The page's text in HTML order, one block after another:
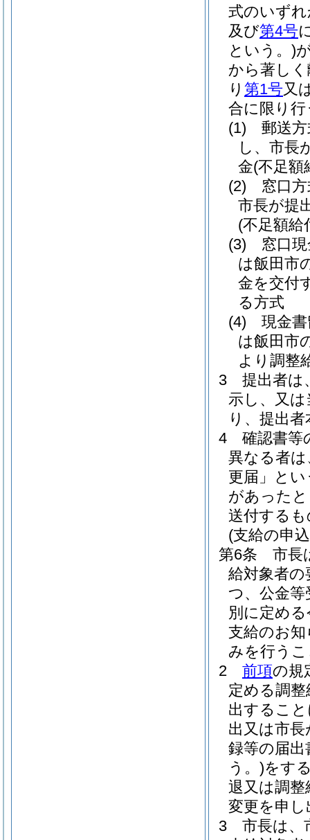
式のいず
及び第4号
という。)
から著し
り 第1号又
合に限り
(1)
郵送
し、市長
金(不足額
(2)
窓口
市長が提
(不足額給
(3)
窓口
は飯田市
金を交付
る方式
(4)
現金
は飯田市
より調整
3
提出者は
示し、又
り、提出
4
確認書等
異なる者
更届」とい
があった
送付する
(支給の申
第6条
市長
給対象者
つ、公金
別に定め
支給のお
みを行う
2
前項の規
定める調整
出するこ
出又は市
録等の届出
う。)をす
退又は調整
変更を申
3
市長は、